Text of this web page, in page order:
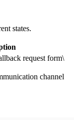
states.
request form\
channel